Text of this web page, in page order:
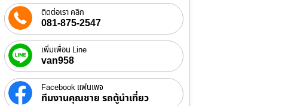
ติดต่อเรา คลิก
081-875-2547
เพิ่มเพื่อน Line
van958
Facebook แฟนเพจ
ทีมงานคุณชาย รถตู้นำเที่ยว